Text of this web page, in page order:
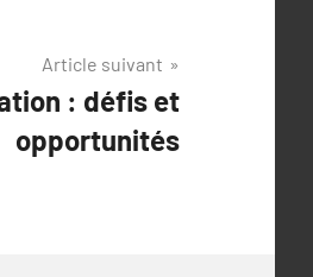
Article suivant
: défis et
opportunités